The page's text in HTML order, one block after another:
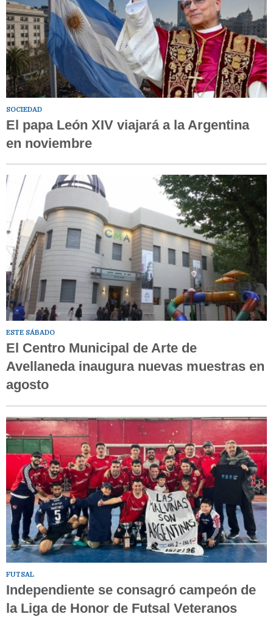
SOCIEDAD
El papa León XIV viajará a la Argentina
en noviembre
ESTE SÁBADO
El Centro Municipal de Arte de
Avellaneda inaugura nuevas muestras en
agosto
FUTSAL
Independiente se consagró campeón de
la Liga de Honor de Futsal Veteranos